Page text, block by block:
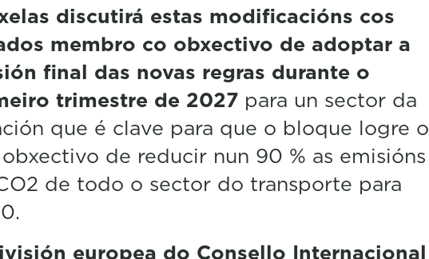
discutirá estas modificacións cos
membro co obxectivo de adoptar a
final das novas regras durante o
trimestre de 2027 para un sector da
que é clave para que o bloque logre o
de reducir nun 90 % as emisións
de todo o sector do transporte para
europea do Consello Internacional